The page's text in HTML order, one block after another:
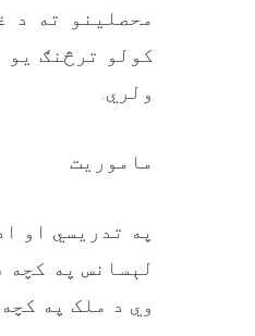
محصلينو ته د
کولو ترڅنګ
ولري.
ماموريت
په تدريسي او
لېسانس په
وي د ملک په